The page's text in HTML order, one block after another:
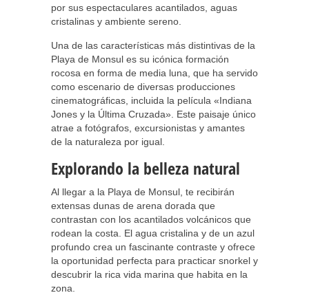
por sus espectaculares acantilados, aguas
cristalinas y ambiente sereno.
Una de las características más distintivas de la
Playa de Monsul es su icónica formación
rocosa en forma de media luna, que ha servido
como escenario de diversas producciones
cinematográficas, incluida la película «Indiana
Jones y la Última Cruzada». Este paisaje único
atrae a fotógrafos, excursionistas y amantes
de la naturaleza por igual.
Explorando la belleza natural
Al llegar a la Playa de Monsul, te recibirán
extensas dunas de arena dorada que
contrastan con los acantilados volcánicos que
rodean la costa. El agua cristalina y de un azul
profundo crea un fascinante contraste y ofrece
la oportunidad perfecta para practicar snorkel y
descubrir la rica vida marina que habita en la
zona.